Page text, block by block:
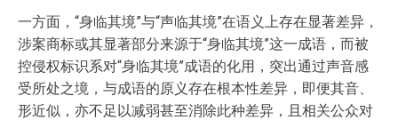
一方面，“身临其境”与“声临其境”在语义上存在显著差异，
涉案商标或其显著部分来源于“身临其境”这一成语，而被
控侵权标识系对“身临其境”成语的化用，突出通过声音感
受所处之境，与成语的原义存在根本性差异，即便其音、
形近似，亦不足以减弱甚至消除此种差异，且相关公众对